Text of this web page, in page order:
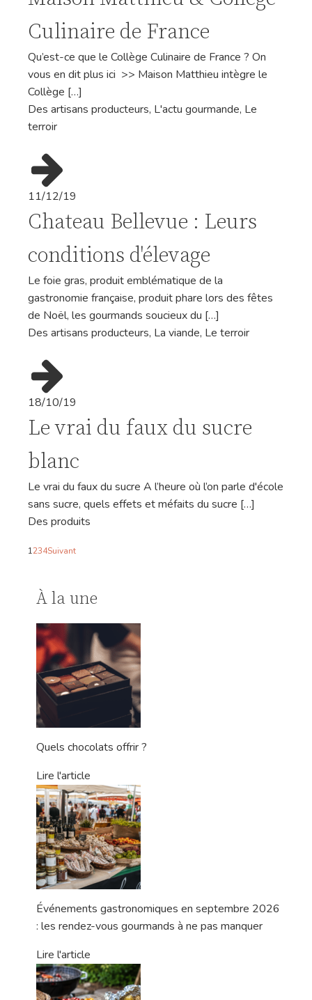
Culinaire de France
Qu’est-ce que le Collège Culinaire de France ? On
vous en dit plus ici >> Maison Matthieu intègre le
Collège […]
Des artisans producteurs, L'actu gourmande, Le
terroir
11/12/19
Chateau Bellevue : Leurs
conditions d'élevage
Le foie gras, produit emblématique de la
gastronomie française, produit phare lors des fêtes
de Noël, les gourmands soucieux du […]
Des artisans producteurs, La viande, Le terroir
18/10/19
Le vrai du faux du sucre
blanc
Le vrai du faux du sucre A l’heure où l’on parle d'école
sans sucre, quels effets et méfaits du sucre […]
Des produits
1234Suivant
À la une
Quels chocolats offrir ?
Lire l'article
Événements gastronomiques en septembre 2026
: les rendez-vous gourmands à ne pas manquer
Lire l'article